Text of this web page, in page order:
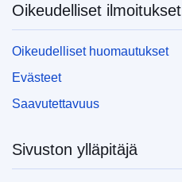
Oikeudelliset ilmoitukset
Oikeudelliset huomautukset
Evästeet
Saavutettavuus
Sivuston ylläpitäjä